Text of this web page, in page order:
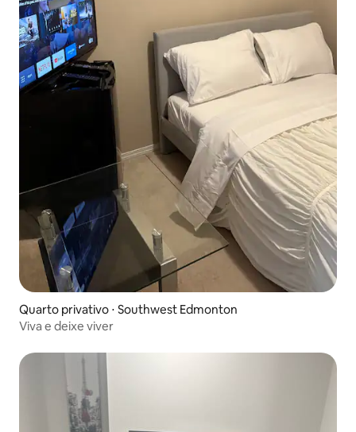
Quarto privativo ⋅ Southwest Edmonton
Viva e deixe viver